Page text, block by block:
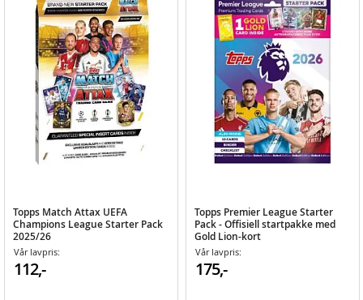
Topps Match Attax UEFA
Champions League Starter Pack
2025/26
Vår lavpris:
112,-
Topps Premier League Starter
Pack - Offisiell startpakke med
Gold Lion-kort
Vår lavpris:
175,-